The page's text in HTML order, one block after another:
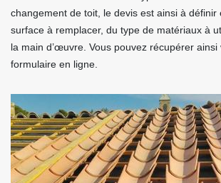
changement de toit, le devis est ainsi à définir
surface à remplacer, du type de matériaux à
la main d’œuvre. Vous pouvez récupérer
formulaire en ligne.